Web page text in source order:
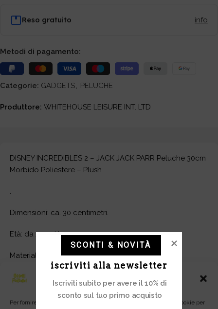
Gestisci Consenso
Per fornire le migliori esperienze, utilizziamo tecnologie come i cookie per
Reso gratuito info
Metodi di pagamento:
Categorie: GADGETS, PELUCHE
Produttore: WHITEHOUSE LEISURE INT. LTD
DISNEY INCREDIBLES 2 – JACK JACK PARR Peluche 30cm
Morbido Poliestere – Plush
.
Dimensioni: ca. 30 centimetri.
Età: da 3 anni in su.
Materiale: poliestere.
Prodotto Ufficiale Disney Pixar
SCONTI & NOVITÀ
iscriviti alla newsletter
Iscriviti subito per avere il 10% di
sconto sul tuo primo acquisto